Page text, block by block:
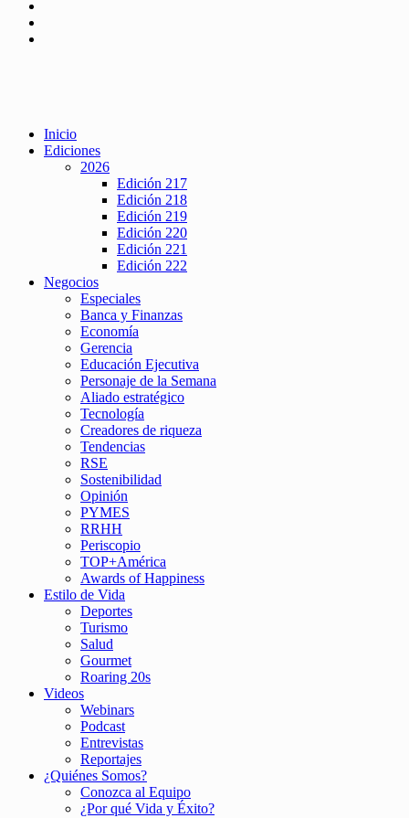
Inicio
Ediciones
2026
Edición 217
Edición 218
Edición 219
Edición 220
Edición 221
Edición 222
Negocios
Especiales
Banca y Finanzas
Economía
Gerencia
Educación Ejecutiva
Personaje de la Semana
Aliado estratégico
Tecnología
Creadores de riqueza
Tendencias
RSE
Sostenibilidad
Opinión
PYMES
RRHH
Periscopio
TOP+América
Awards of Happiness
Estilo de Vida
Deportes
Turismo
Salud
Gourmet
Roaring 20s
Videos
Webinars
Podcast
Entrevistas
Reportajes
¿Quiénes Somos?
Conozca al Equipo
¿Por qué Vida y Éxito?